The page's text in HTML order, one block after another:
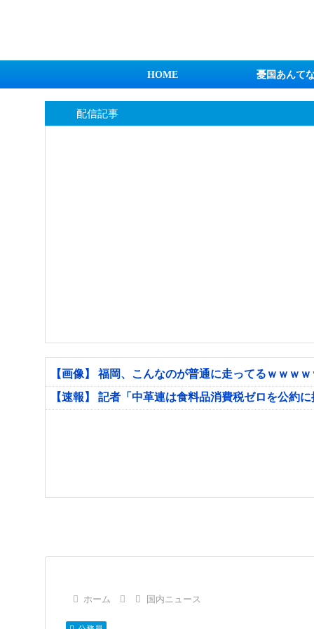
HOME 憂国あんて
配信記事
【画像】 福岡、こんなのが普通に走ってるｗｗｗ
【速報】 記者「中革連は食料品消費税ゼロを公約
ホーム 国内ニュース